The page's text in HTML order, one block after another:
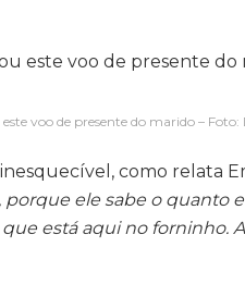
voo de presente do marido –
como relata
ele sabe o quanto
está aqui no forninho.